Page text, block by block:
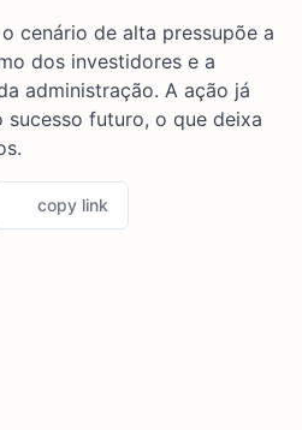
cenário de alta pressupõe a
dos investidores e a
administração. A ação já
futuro, o que deixa
copy link